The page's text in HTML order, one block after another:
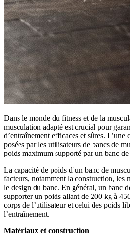
Dans le monde du fitness et de la
musculation adapté est crucial pour
d’entraînement efficaces et sûres. L’une
posées par les utilisateurs de bancs de
poids maximum supporté par un banc
La capacité de poids d’un banc de
facteurs, notamment la construction, les
le design du banc. En général, un banc
supporter un poids allant de 200 kg à
corps de l’utilisateur et celui des poids
l’entraînement.
Matériaux et construction